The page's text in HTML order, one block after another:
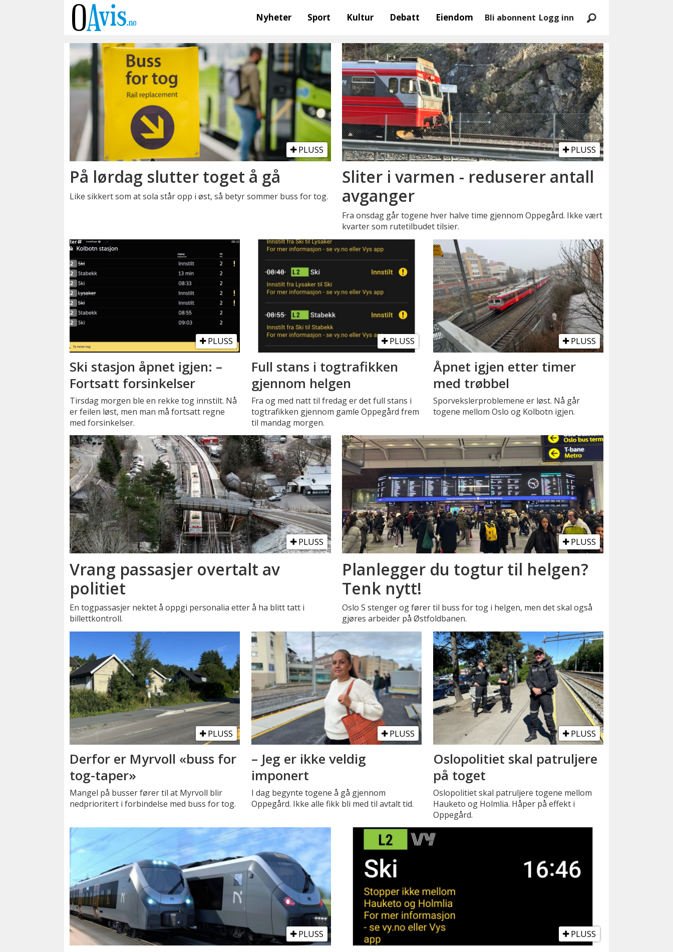
Nyheter Sport Kultur Debatt Eiendom Bli abonnent Logg inn
PLUSS
På lørdag slutter toget å gå
Like sikkert som at sola står opp i øst, så betyr sommer buss for tog.
PLUSS
Sliter i varmen - reduserer antall
avganger
Fra onsdag går togene hver halve time gjennom Oppegård. Ikke vært
kvarter som rutetilbudet tilsier.
PLUSS
Ski stasjon åpnet igjen: –
Fortsatt forsinkelser
Tirsdag morgen ble en rekke tog innstilt. Nå
er feilen løst, men man må fortsatt regne
med forsinkelser.
PLUSS
Full stans i togtrafikken
gjennom helgen
Fra og med natt til fredag er det full stans i
togtrafikken gjennom gamle Oppegård frem
til mandag morgen.
PLUSS
Åpnet igjen etter timer
med trøbbel
Sporvekslerproblemene er løst. Nå går
togene mellom Oslo og Kolbotn igjen.
PLUSS
Vrang passasjer overtalt av
politiet
En togpassasjer nektet å oppgi personalia etter å ha blitt tatt i
billettkontroll.
PLUSS
Planlegger du togtur til helgen?
Tenk nytt!
Oslo S stenger og fører til buss for tog i helgen, men det skal også
gjøres arbeider på Østfoldbanen.
PLUSS
Derfor er Myrvoll «buss for
tog-taper»
Mangel på busser fører til at Myrvoll blir
nedprioritert i forbindelse med buss for tog.
PLUSS
– Jeg er ikke veldig
imponert
I dag begynte togene å gå gjennom
Oppegård. Ikke alle fikk bli med til avtalt tid.
PLUSS
Oslopolitiet skal patruljere
på toget
Oslopolitiet skal patruljere togene mellom
Hauketo og Holmlia. Håper på effekt i
Oppegård.
PLUSS PLUSS